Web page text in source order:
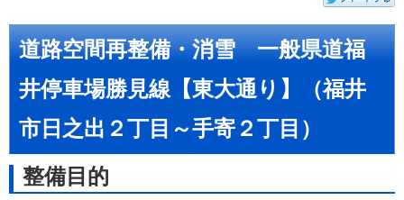
道路空間再整備・消雪 一般県道福
井停車場勝見線【東大通り】（福井
市日之出２丁目～手寄２丁目）
整備目的